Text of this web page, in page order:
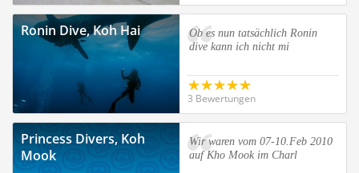
Ronin Dive, Koh Hai
Ob es nun tatsächlich Ronin
dive kann ich nicht mi
3 Bewertungen
Princess Divers, Koh
Mook
Wir waren vom 07-10.Feb 2010
auf Kho Mook im Charl